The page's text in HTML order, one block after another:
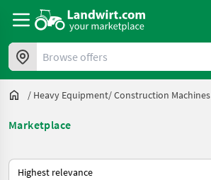
Browse offers
/ Heavy Equipment/ Construction Machines
Marketplace
This is how sorting works on Landwirt.com